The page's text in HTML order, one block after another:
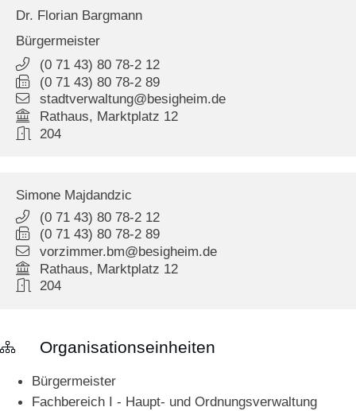
Dr. Florian Bargmann
Bürgermeister
(0 71 43) 80 78-2 12
(0 71 43) 80 78-2 89
stadtverwaltung@besigheim.de
Rathaus, Marktplatz 12
204
Simone Majdandzic
(0 71 43) 80 78-2 12
(0 71 43) 80 78-2 89
vorzimmer.bm@besigheim.de
Rathaus, Marktplatz 12
204
Organisationseinheiten
Bürgermeister
Fachbereich I - Haupt- und Ordnungsverwaltung